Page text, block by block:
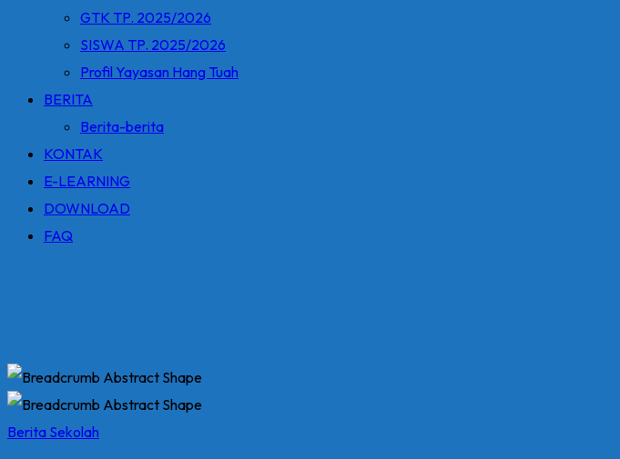
GTK TP. 2025/2026
SISWA TP. 2025/2026
Profil Yayasan Hang Tuah
BERITA
Berita-berita
KONTAK
E-LEARNING
DOWNLOAD
FAQ
Berita Sekolah